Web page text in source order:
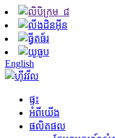
English
ផ្ទះ
អំពីយើង
ផលិតផល